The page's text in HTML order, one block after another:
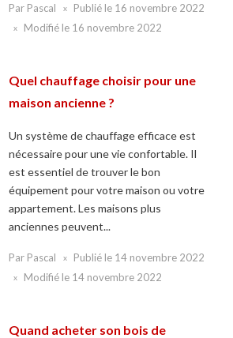
Par Pascal Publié le 16 novembre 2022
Modifié le 16 novembre 2022
Quel chauffage choisir pour une
maison ancienne ?
Un système de chauffage efficace est
nécessaire pour une vie confortable. Il
est essentiel de trouver le bon
équipement pour votre maison ou votre
appartement. Les maisons plus
anciennes peuvent...
Par Pascal Publié le 14 novembre 2022
Modifié le 14 novembre 2022
Quand acheter son bois de